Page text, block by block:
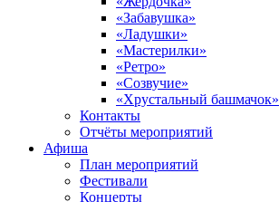
«Забавушка»
«Ладушки»
«Мастерилки»
«Ретро»
«Созвучие»
«Хрустальный башмачок»
Контакты
Отчёты мероприятий
Афиша
План мероприятий
Фестивали
Концерты